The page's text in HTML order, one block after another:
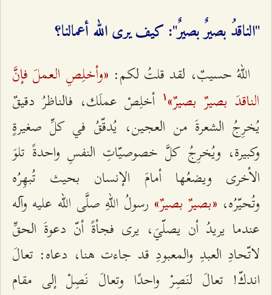
"الناقدُ بصيرٌ بصيرٌ": كيف يرى الله أعمالنا؟
اللهُ حسيبٌ، لقد قلتُ لكم: «وأخلِصِ العملَ فإنَّ
الناقدَ بصيرٌ بصيرٌ» ۱
أخلِصْ عملَك، فالناظرُ دقيقٌ
يُخرِجُ الشعرةَ من العجين، يُدقّقُ في كلِّ صغيرةٍ
وكبيرة، ويُخرِجُ كلَّ خصوصيّاتِ النفسِ واحدةً تلوَ
الأخرى ويضعُها أمامَ الإنسان بحيث تُبهِرُه
وتُحيّرُه، «بصيرٌ بصيرٌ» رسولُ اللهِ صلَّى الله عليه وآله
عندما يريدُ أن يصلّيَ، يرى فجأةً أنّ دعوةَ الحقِّ
لاتّحادِ العبدِ والمعبودِ قد جاءت هنا، دعاه: تعالَ
اندكّ! تعالَ لنَصِرْ واحدًا وتعالَ نَصِلْ إلى مقام